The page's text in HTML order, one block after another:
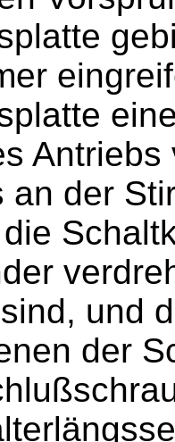
an der
und
der